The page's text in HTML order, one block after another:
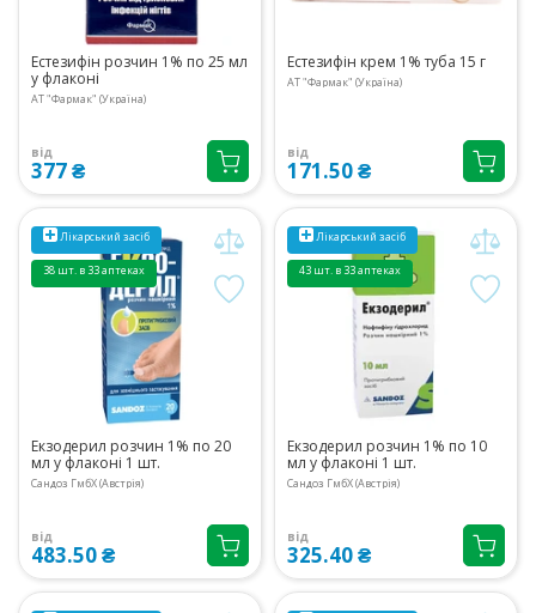
Естезифін розчин 1% по 25 мл
у флаконі
АТ "Фармак" (Україна)
від
377 ₴
Естезифін крем 1% туба 15 г
АТ "Фармак" (Україна)
від
171.50 ₴
Лікарський засіб
38 шт. в 33 аптеках
Екзодерил розчин 1% по 20
мл у флаконі 1 шт.
Сандоз ГмбХ (Австрія)
від
483.50 ₴
Лікарський засіб
43 шт. в 33 аптеках
Екзодерил розчин 1% по 10
мл у флаконі 1 шт.
Сандоз ГмбХ (Австрія)
від
325.40 ₴